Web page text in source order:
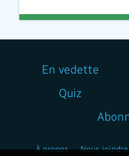
En vedette
Quiz
À propos Nous joindre